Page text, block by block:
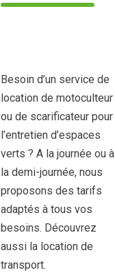
Besoin d’un service de
location de motoculteur
ou de scarificateur pour
l’entretien d’espaces
verts ? A la journée ou à
la demi-journée, nous
proposons des tarifs
adaptés à tous vos
besoins. Découvrez
aussi la location de
transport.